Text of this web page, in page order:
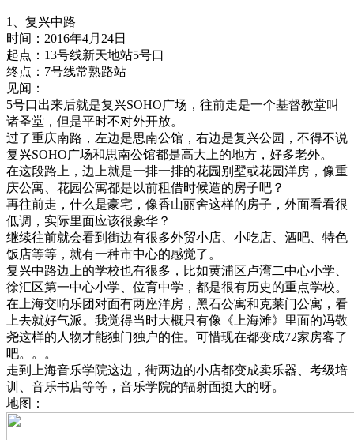
1、复兴中路
时间：2016年4月24日
起点：13号线新天地站5号口
终点：7号线常熟路站
见闻：
5号口出来后就是复兴SOHO广场，往前走是一个基督教堂叫
诸圣堂，但是平时不对外开放。
过了重庆南路，左边是思南公馆，右边是复兴公园，不得不说
复兴SOHO广场和思南公馆都是高大上的地方，好多老外。
在这段路上，边上就是一排一排的花园别墅或花园洋房，像重
庆公寓、花园公寓都是以前租借时候造的房子吧？
再往前走，什么是豪宅，像香山丽舍这样的房子，外面看看很
低调，实际里面应该很豪华？
继续往前就会看到街边有很多外贸小店、小吃店、酒吧、特色
饭店等等，就有一种市中心的感觉了。
复兴中路边上的学校也有很多，比如黄浦区卢湾二中心小学、
徐汇区第一中心小学、位育中学，都是很有历史的重点学校。
在上海交响乐团对面有两座洋房，黑石公寓和克莱门公寓，看
上去就好气派。我觉得当时大概只有像《上海滩》里面的冯敬
尧这样的人物才能独门独户的住。可惜现在都变成72家房客了
吧。。。
走到上海音乐学院这边，街两边的小店都变成卖乐器、考级培
训、音乐书店等等，音乐学院的辐射面挺大的呀。
地图：